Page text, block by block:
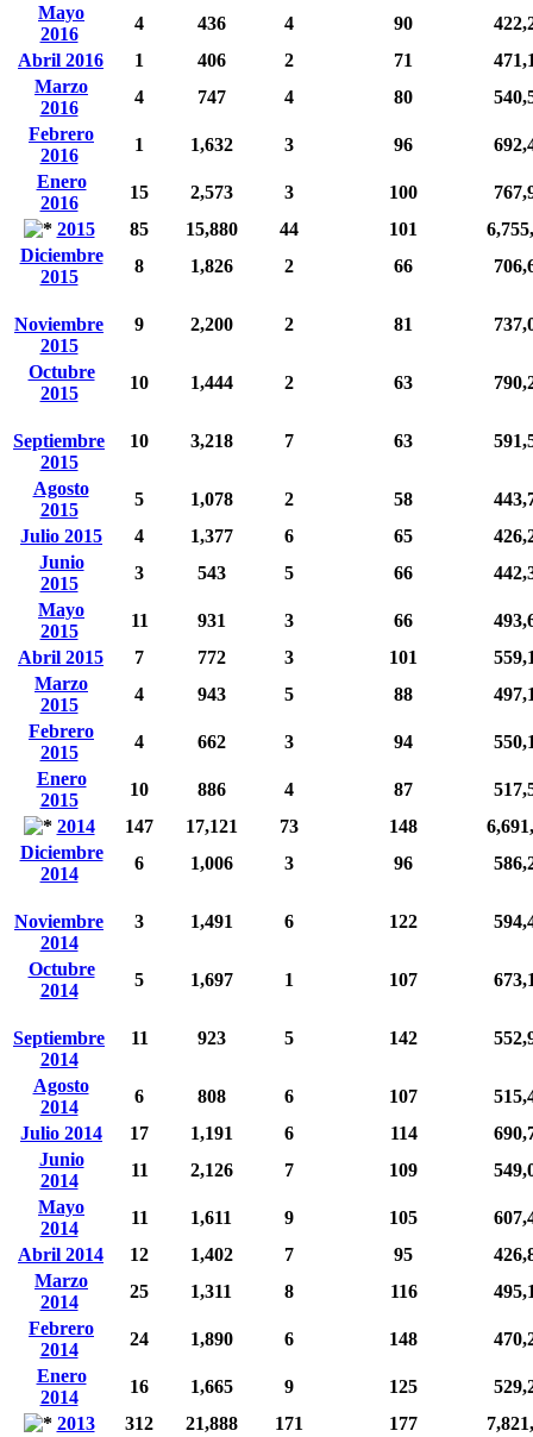
Mayo
2016
4 436 4 90
Abril 2016
1 406 2 71
Marzo
2016
4 747 4 80
Febrero
2016
1 1,632 3 96
Enero
2016
15 2,573 3 100
2015
85 15,880 44 101
Diciembre
2015
8 1,826 2 66
Noviembre
2015
9 2,200 2 81
Octubre
2015
10 1,444 2 63
Septiembre
2015
10 3,218 7 63
Agosto
2015
5 1,078 2 58
Julio 2015
4 1,377 6 65
Junio
2015
3 543 5 66
Mayo
2015
11 931 3 66
Abril 2015
7 772 3 101
Marzo
2015
4 943 5 88
Febrero
2015
4 662 3 94
Enero
2015
10 886 4 87
2014
147 17,121 73 148
Diciembre
2014
6 1,006 3 96
Noviembre
2014
3 1,491 6 122
Octubre
2014
5 1,697 1 107
Septiembre
2014
11 923 5 142
Agosto
2014
6 808 6 107
Julio 2014
17 1,191 6 114
Junio
2014
11 2,126 7 109
Mayo
2014
11 1,611 9 105
Abril 2014
12 1,402 7 95
Marzo
2014
25 1,311 8 116
Febrero
2014
24 1,890 6 148
Enero
2014
16 1,665 9 125
2013
312 21,888 171 177